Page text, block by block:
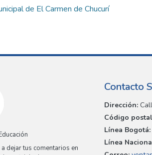
de El Carmen de Chucurí
a dejar tus comentarios en
Contacto
Dirección:
Código
Línea Bogotá:
Línea